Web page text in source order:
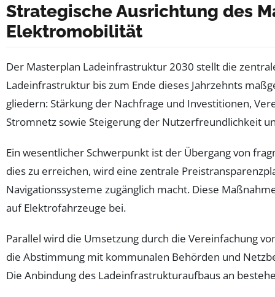
Strategische Ausrichtung des
Elektromobilität
Der Masterplan Ladeinfrastruktur 2030 stellt die
Ladeinfrastruktur bis zum Ende dieses Jahrzehnts
gliedern: Stärkung der Nachfrage und Investitionen,
Stromnetz sowie Steigerung der Nutzerfreundlichkeit
Ein wesentlicher Schwerpunkt ist der Übergang von
dies zu erreichen, wird eine zentrale
Navigationssysteme zugänglich macht. Diese
auf Elektrofahrzeuge bei.
Parallel wird die Umsetzung durch die Vereinfachung
die Abstimmung mit kommunalen Behörden und
Die Anbindung des Ladeinfrastrukturaufbaus an